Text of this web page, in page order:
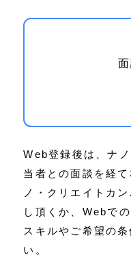
Web登録後は、ナ
当者との面談を経
ノ・クリエイトカ
し頂くか、Webで
スキルやご希望の
い。